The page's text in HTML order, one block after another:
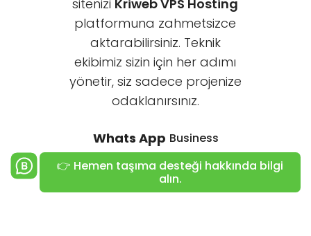
sitenizi Kriweb VPS Hosting
platformuna zahmetsizce
aktarabilirsiniz. Teknik
ekibimiz sizin için her adımı
yönetir, siz sadece projenize
odaklanırsınız.
Whats App Business
👉 Hemen taşıma desteği hakkında bilgi
alın.